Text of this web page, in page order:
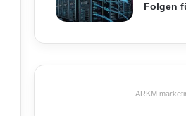
Folgen